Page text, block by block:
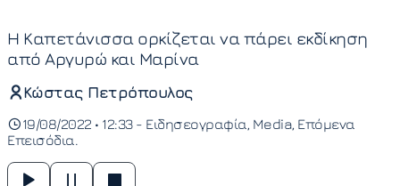
Η Καπετάνισσα ορκίζεται να πάρει εκδίκηση
από Αργυρώ και Μαρίνα
Κώστας Πετρόπουλος
19/08/2022 • 12:33 - Ειδησεογραφία Media Επόμενα
Επεισόδια